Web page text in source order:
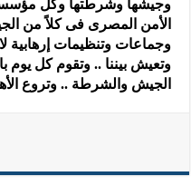
وجيشها وشرطتها وكل
الأمن المصرى فى كلاً من
وجماعات وتنظيمات إرهابية
وتعيش بيننا .. وتقوم كل يوم
الجيش والشرطة .. وتروع